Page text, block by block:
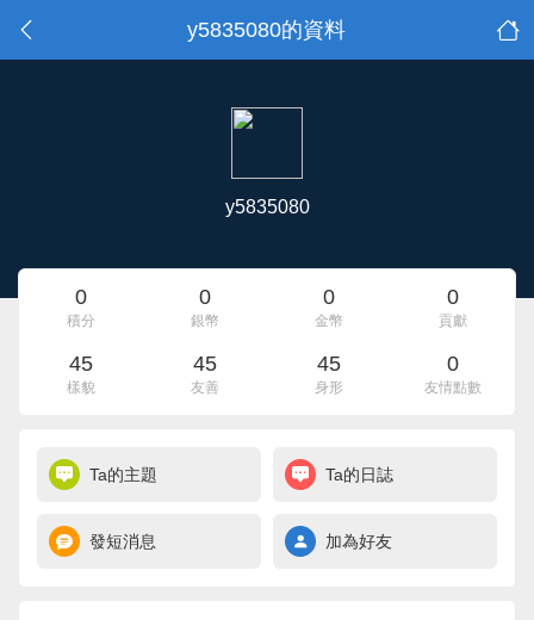
y5835080的資料
y5835080
0
積分
0
銀幣
0
金幣
0
貢獻
45
樣貌
45
友善
45
身形
0
友情點數
Ta的主題 Ta的日誌
發短消息 加為好友